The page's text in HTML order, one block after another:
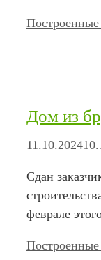
Рубрики
Дом из
11.10.2024
Сдан
феврале
Рубрики